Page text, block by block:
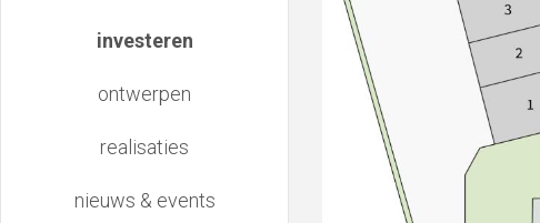
investeren
ontwerpen
realisaties
nieuws & events